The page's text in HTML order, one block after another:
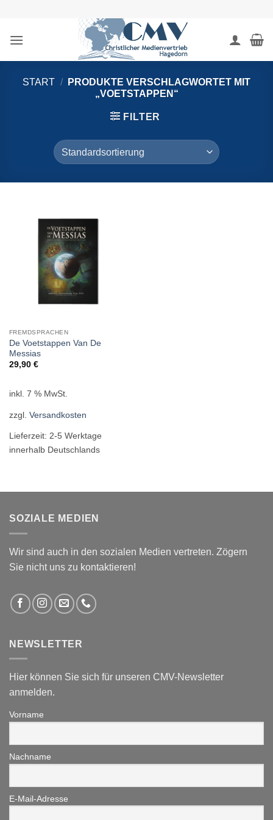
springen
START /
PRODUKTE VERSCHLAGWORTET MIT
„VOETSTAPPEN“
FILTER
FREMDSPRACHEN
De Voetstappen Van De
Messias
29,90 €
inkl. 7 % MwSt.
zzgl. Versandkosten
Lieferzeit: 2-5 Werktage
innerhalb Deutschlands
SOZIALE MEDIEN
Wir sind auch in den sozialen Medien vertreten. Zögern
Sie nicht uns zu kontaktieren!
NEWSLETTER
Hier können Sie sich für unseren CMV-Newsletter
anmelden.
Vorname
Nachname
E-Mail-Adresse